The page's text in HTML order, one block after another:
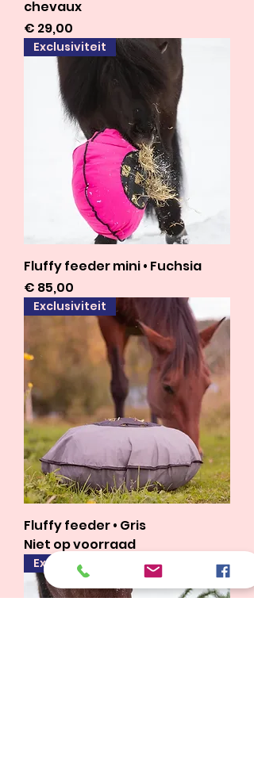
chevaux
Prijs
€ 29,00
Exclusiviteit
Fluffy feeder mini • Fuchsia
Prijs
€ 85,00
Exclusiviteit
Fluffy feeder • Gris
Niet op voorraad
Exclusiviteit